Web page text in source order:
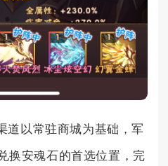
道以常驻商城为基础，军
换安魂石的首选位置，完